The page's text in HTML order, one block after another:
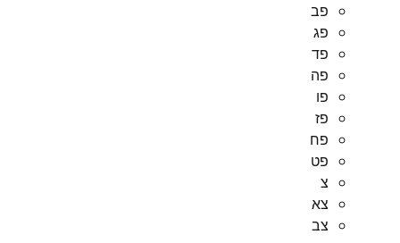
פב
פג
פד
פה
פו
פז
פח
פט
צ
צא
צב